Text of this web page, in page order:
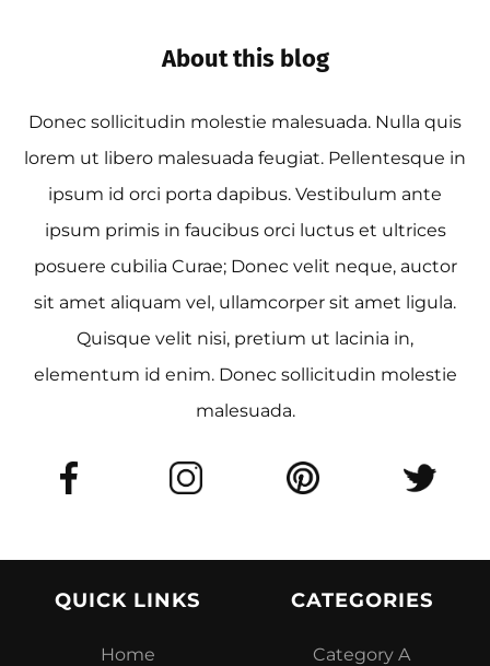
About this blog
Donec sollicitudin molestie malesuada. Nulla quis
lorem ut libero malesuada feugiat. Pellentesque in
ipsum id orci porta dapibus. Vestibulum ante
ipsum primis in faucibus orci luctus et ultrices
posuere cubilia Curae; Donec velit neque, auctor
sit amet aliquam vel, ullamcorper sit amet ligula.
Quisque velit nisi, pretium ut lacinia in,
elementum id enim. Donec sollicitudin molestie
malesuada.
QUICK LINKS
Home
CATEGORIES
Category A